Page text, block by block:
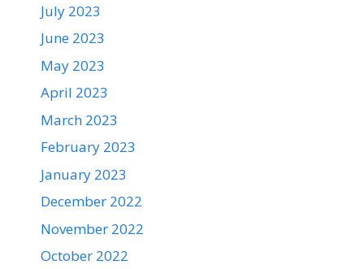
July 2023
June 2023
May 2023
April 2023
March 2023
February 2023
January 2023
December 2022
November 2022
October 2022